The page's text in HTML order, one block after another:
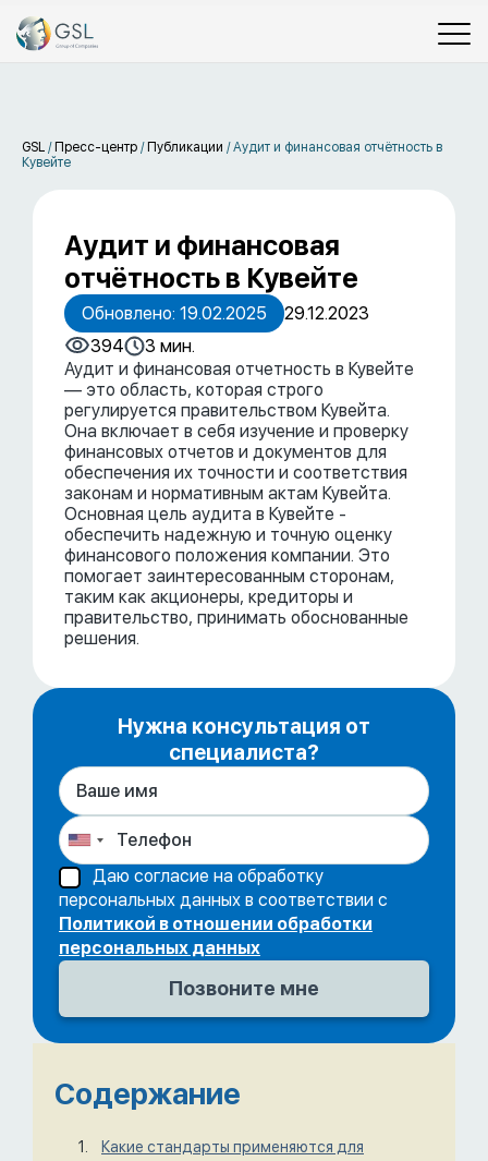
GSL / Пресс-центр / Публикации /Аудит и финансовая отчётность в
Кувейте
Аудит и финансовая
отчётность в Кувейте
Обновлено: 19.02.2025
29.12.2023
394
3 мин.
Аудит и финансовая отчетность в Кувейте
— это область, которая строго
регулируется правительством Кувейта.
Она включает в себя изучение и проверку
финансовых отчетов и документов для
обеспечения их точности и соответствия
законам и нормативным актам Кувейта.
Основная цель аудита в Кувейте -
обеспечить надежную и точную оценку
финансового положения компании. Это
помогает заинтересованным сторонам,
таким как акционеры, кредиторы и
правительство, принимать обоснованные
решения.
Нужна консультация от
специалиста?
Даю согласие на обработку
персональных данных в соответствии с
Политикой в отношении обработки
персональных данных
Содержание
Какие стандарты применяются для